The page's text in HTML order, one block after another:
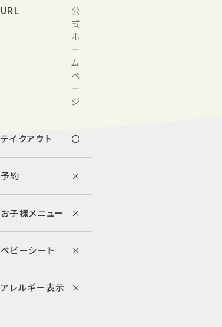
URL
公
式
ホ
ー
ム
ペ
ー
ジ
テイクアウト 〇
予約 ×
お子様メニュー ×
ベビーシート ×
アレルギー表示 ×